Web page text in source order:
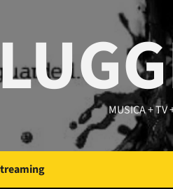
MUSICA + TV